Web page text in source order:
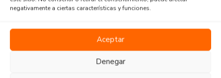
negativamente a ciertas características y funciones.
Aceptar
Denegar